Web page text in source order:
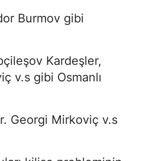
Burmov gibi
Kardeşler,
v.s gibi Osmanlı
Georgi Mirkoviç v.s